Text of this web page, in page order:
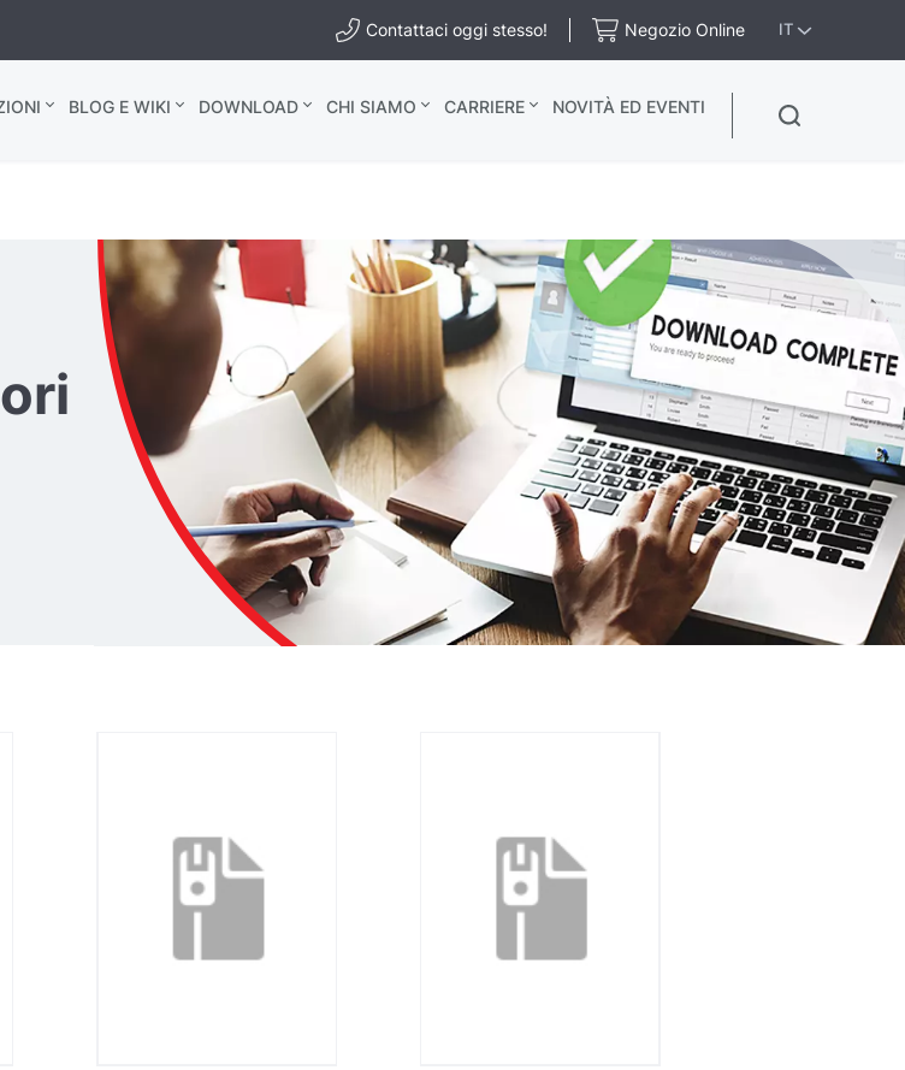
Contattaci oggi stesso! Negozio Online IT
BLOG E WIKI DOWNLOAD CHI SIAMO CARRIERE NOVITÀ ED EVENTI